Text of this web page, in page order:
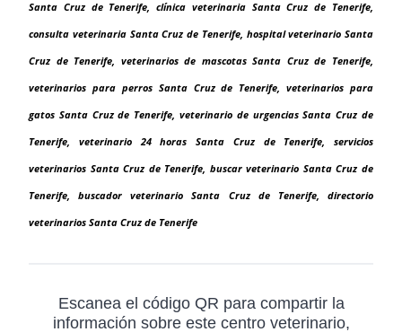
Santa Cruz de Tenerife, clínica veterinaria Santa Cruz de Tenerife,
consulta veterinaria Santa Cruz de Tenerife, hospital veterinario Santa
Cruz de Tenerife, veterinarios de mascotas Santa Cruz de Tenerife,
veterinarios para perros Santa Cruz de Tenerife, veterinarios para
gatos Santa Cruz de Tenerife, veterinario de urgencias Santa Cruz de
Tenerife, veterinario 24 horas Santa Cruz de Tenerife, servicios
veterinarios Santa Cruz de Tenerife, buscar veterinario Santa Cruz de
Tenerife, buscador veterinario Santa Cruz de Tenerife, directorio
veterinarios Santa Cruz de Tenerife
Escanea el código QR para compartir la
información sobre este centro veterinario,